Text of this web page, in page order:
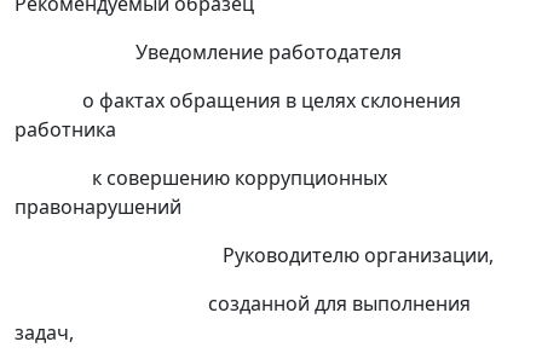
Уведомление работодателя
о фактах обращения в целях склонения
работника
к совершению коррупционных
правонарушений
Руководителю организации,
созданной для выполнения
задач,